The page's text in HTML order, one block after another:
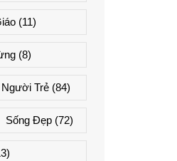
(11)
(8)
Trẻ(84)
Sống Đẹp (72)